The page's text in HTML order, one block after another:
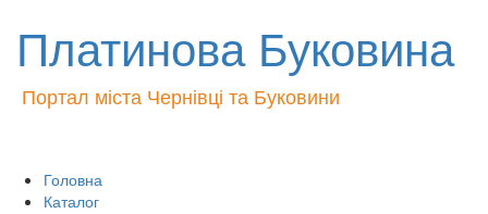
Платинова Буковина
Портал міста Чернівці та Буковини
Головна
Каталог